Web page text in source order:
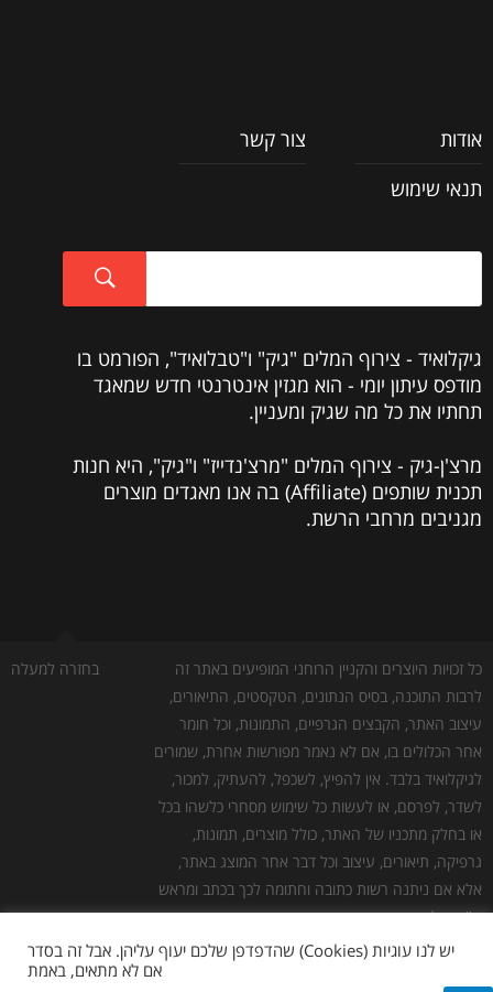
אודות
צור קשר
תנאי שימוש
גיקלואיד - צירוף המלים "גיק" ו"טבלואיד", הפורמט בו
מודפס עיתון יומי - הוא מגזין אינטרנטי חדש שמאגד
תחתיו את כל מה שגיק ומעניין.
מרצ'ן-גיק - צירוף המלים "מרצ'נדייז" ו"גיק", היא חנות
תכנית שותפים (Affiliate) בה אנו מאגדים מוצרים
מגניבים מרחבי הרשת.
בחזרה למעלה
כל זכויות היוצרים והקניין הרוחני המופיעים באתר זה
לרבות התוכנה, בסיס הנתונים, הטקסטים, התיאורים,
עיצוב האתר, הקבצים הגרפיים, התמונות, וכל חומר
אחר הכלולים בו, אם לא נאמר מפורשות אחרת, שמורים
לגיקלואיד בלבד. אין להפיץ, לשכפל, להעתיק, למכור,
לשדר, לפרסם, או לעשות כל שימוש מסחרי כלשהו בכל
או בחלק מתכניו של האתר, כולל מוצרים, תמונות,
גרפיקה, תיאורים, עיצוב וכל דבר אחר המוצג באתר,
אלא אם ניתנה רשות כתובה וחתומה לכך בכתב ומראש
ע''י גיקלואיד.
גילוי נאות: כמו לכל אתר אינטרנט אחר, יש לנו עלויות
יש לנו עוגיות (Cookies) שהדפדפן שלכם יעוף עליהן. אבל זה בסדר
אם לא מתאים, באמת